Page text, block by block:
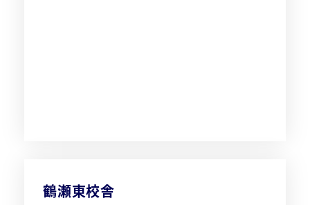
鶴瀬東校舎